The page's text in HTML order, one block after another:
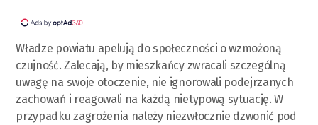
Władze powiatu apelują do społeczności o wzmożoną
czujność. Zalecają, by mieszkańcy zwracali szczególną
uwagę na swoje otoczenie, nie ignorowali podejrzanych
zachowań i reagowali na każdą nietypową sytuację. W
przypadku zagrożenia należy niezwłocznie dzwonić pod